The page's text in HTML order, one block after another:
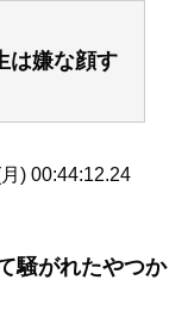
は嫌な顔す
) 00:44:12.24
騒がれたやつか